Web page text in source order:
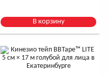
В корзину